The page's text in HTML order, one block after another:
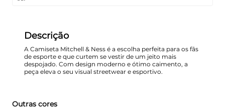
Descrição
A Camiseta Mitchell & Ness é a escolha perfeita para os fãs
de esporte e que curtem se vestir de um jeito mais
despojado. Com design moderno e ótimo caimento, a
peça eleva o seu visual streetwear e esportivo.
Outras cores